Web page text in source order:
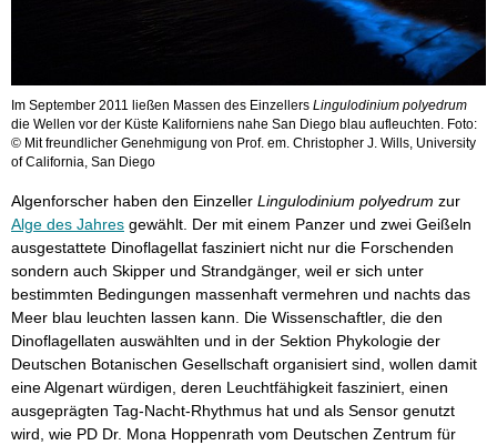
Im September 2011 ließen Massen des Einzellers Lingulodinium polyedrum
die Wellen vor der Küste Kaliforniens nahe San Diego blau aufleuchten. Foto:
© Mit freundlicher Genehmigung von Prof. em. Christopher J. Wills, University
of California, San Diego
Algenforscher haben den Einzeller Lingulodinium polyedrum zur
Alge des Jahres gewählt. Der mit einem Panzer und zwei Geißeln
ausgestattete Dinoflagellat fasziniert nicht nur die Forschenden
sondern auch Skipper und Strandgänger, weil er sich unter
bestimmten Bedingungen massenhaft vermehren und nachts das
Meer blau leuchten lassen kann. Die Wissenschaftler, die den
Dinoflagellaten auswählten und in der Sektion Phykologie der
Deutschen Botanischen Gesellschaft organisiert sind, wollen damit
eine Algenart würdigen, deren Leuchtfähigkeit fasziniert, einen
ausgeprägten Tag-Nacht-Rhythmus hat und als Sensor genutzt
wird, wie PD Dr. Mona Hoppenrath vom Deutschen Zentrum für